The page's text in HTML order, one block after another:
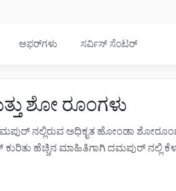
ಆಫರ್‌ಗಳು ಸರ್ವಿಸ್ ಸೆಂಟರ್
ಶೋ ರೂಂಗಳು
ನಲ್ಲಿರುವ ಅಧಿಕೃತ ಹೋಂಡಾ
ಹೆಚ್ಚಿನ ಮಾಹಿತಿಗಾಗಿ ದಮಪುರ್ ನಲ್ಲಿ